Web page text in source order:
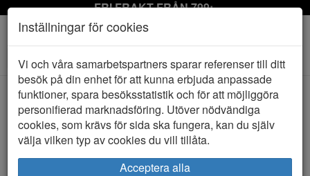
FRI FRAKT FRÅN 799:-
Toggle
navigation
HEM NAME IT
Inställningar för cookies
Vi och våra samarbetspartners sparar referenser till ditt
besök på din enhet för att kunna erbjuda anpassade
funktioner, spara besöksstatistik och för att möjliggöra
personifierad marknadsföring. Utöver nödvändiga
cookies, som krävs för sida ska fungera, kan du själv
välja vilken typ av cookies du vill tillåta.
Acceptera alla